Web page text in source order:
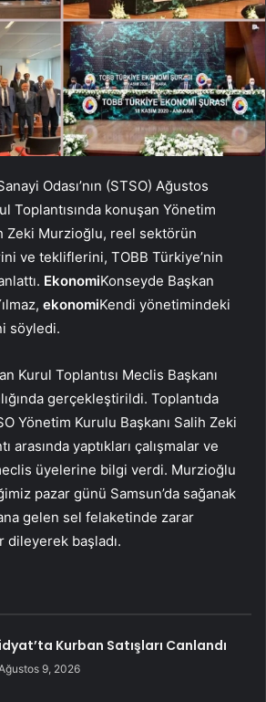
Odası’nın (STSO) Ağustos
Toplantısında konuşan Yönetim
Zeki Murzioğlu, reel sektörün
ve tekliflerini, TOBB Türkiye’nin
EkonomiKonseyde Başkan
ekonomiKendi yönetimindeki
söyledi.
Kurul Toplantısı Meclis Başkanı
gerçekleştirildi. Toplantıda
Yönetim Kurulu Başkanı Salih Zeki
arasında yaptıkları çalışmalar ve
üyelerine bilgi verdi. Murzioğlu
pazar günü Samsun’da sağanak
gelen sel felaketinde zarar
başladı.
Kurban Satışları Canlandı
9, 2026